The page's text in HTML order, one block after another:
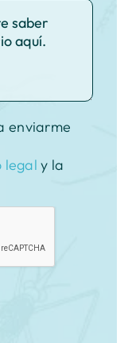
enviarme
legal y la